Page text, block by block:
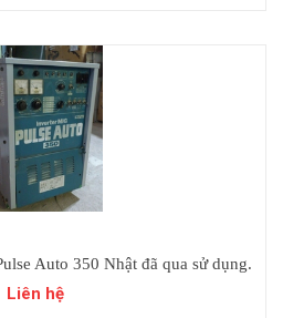
Auto 350 Nhật đã qua sử dụng.
Liên hệ